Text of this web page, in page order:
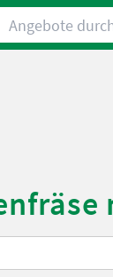
Angebote